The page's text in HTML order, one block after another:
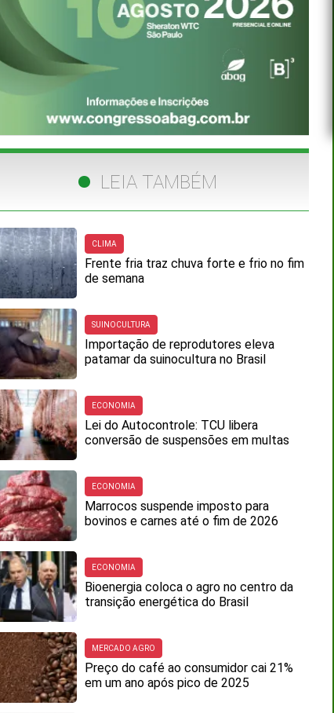
LEIA TAMBÉM
CLIMA
Frente fria traz chuva forte e frio no fim
de semana
SUINOCULTURA
Importação de reprodutores eleva
patamar da suinocultura no Brasil
ECONOMIA
Lei do Autocontrole: TCU libera
conversão de suspensões em multas
ECONOMIA
Marrocos suspende imposto para
bovinos e carnes até o fim de 2026
ECONOMIA
Bioenergia coloca o agro no centro da
transição energética do Brasil
MERCADO AGRO
Preço do café ao consumidor cai 21%
em um ano após pico de 2025